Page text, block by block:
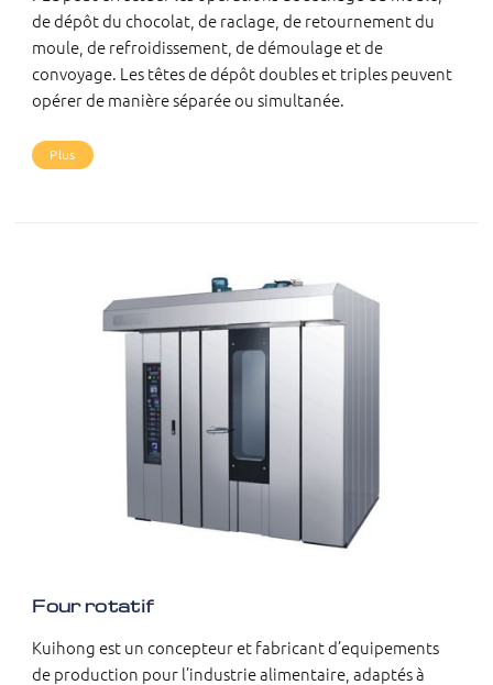
de dépôt du chocolat, de raclage, de retournement du
moule, de refroidissement, de démoulage et de
convoyage. Les têtes de dépôt doubles et triples peuvent
opérer de manière séparée ou simultanée.
Plus
Four rotatif
Kuihong est un concepteur et fabricant d’equipements
de production pour l’industrie alimentaire, adaptés à